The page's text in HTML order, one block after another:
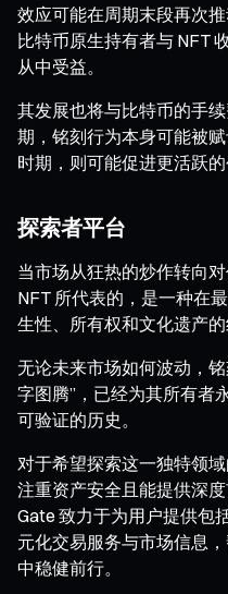
效应可能在周期末段再次
比特币原生持有者与 NFT
从中受益。
其发展也将与比特币的手
期，铭刻行为本身可能被
时期，则可能促进更活跃的
探索者平台
当市场从狂热的炒作转向
NFT 所代表的，是一种在
生性、所有权和文化遗产的
无论未来市场如何波动，
字图腾”，已经为其所有者
可验证的历史。
对于希望探索这一独特领
注重资产安全且能提供深
Gate 致力于为用户提供包
元化交易服务与市场信息
中稳健前行。